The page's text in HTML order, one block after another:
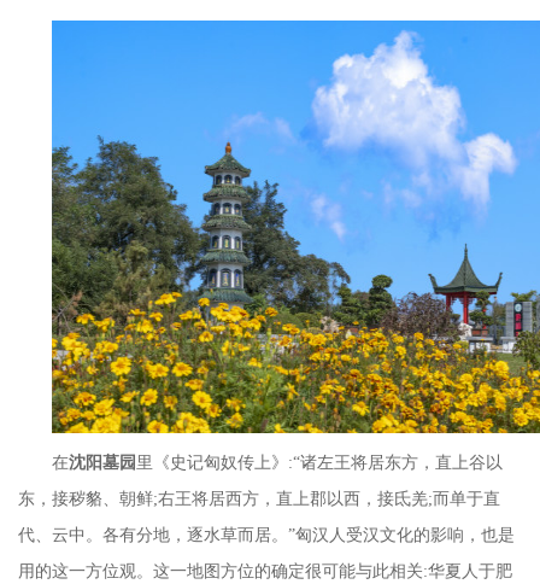
在沈阳墓园 里 《史记匈奴传上》 :“诸左王将居东方，直上谷以
东，接秽貉、朝鲜;右王将居西方，直上郡以西，接氐羌;而单于直
代、云中。各有分地，逐水草而居。”匈汉人受汉文化的影响，也是
用的这一方位观。这一地图方位的确定很可能与此相关:华夏人于肥